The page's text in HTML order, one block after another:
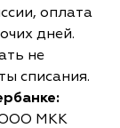
оплата
дней.
не
списания.
ООО МКК